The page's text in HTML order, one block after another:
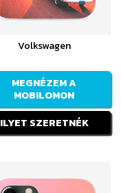
Volkswagen
MEGNÉZEM A
MOBILOMON
ILYET SZERETNÉK